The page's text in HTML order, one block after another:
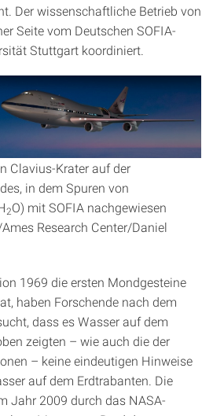
Der wissenschaftliche Betrieb von
Seite vom Deutschen SOFIA-
Stuttgart koordiniert.
Clavius-Krater auf der
in dem Spuren von
2O) mit SOFIA nachgewiesen
Research Center/Daniel
1969 die ersten Mondgesteine
haben Forschende nach dem
dass es Wasser auf dem
zeigten – wie auch die der
– keine eindeutigen Hinweise
auf dem Erdtrabanten. Die
Jahr 2009 durch das NASA-